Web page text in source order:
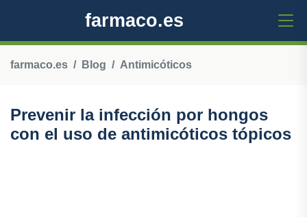
farmaco.es
farmaco.es Blog Antimicóticos
Prevenir la infección por hongos
con el uso de antimicóticos tópicos